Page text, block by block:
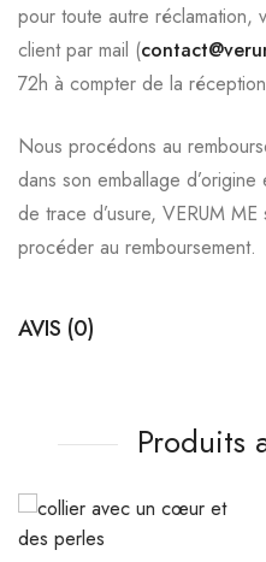
pour toute autre réclamation,
client par mail (
72h à compter de la
Nous procédons au
dans son emballage d’origine
de trace d’usure, VERUM
procéder au remboursement.
AVIS (0)
Produits